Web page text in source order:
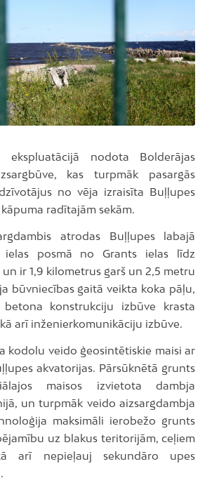
ekspluatācijā nodota Bolderājas
kas turpmāk pasargās
no vēja izraisīta Buļļupes
radītajām sekām.
atrodas Buļļupes labajā
ielas posmā no Grants ielas līdz
ir 1,9 kilometrus garš un 2,5 metru
būvniecības gaitā veikta koka pāļu,
konstrukciju izbūve krasta
arī inženierkomunikāciju izbūve.
kodolu veido ģeosintētiskie maisi ar
akvatorijas. Pārsūknētā grunts
maisos izvietota dambja
un turpmāk veido aizsargdambja
maksimāli ierobežo grunts
uz blakus teritorijām, ceļiem
arī nepieļauj sekundāro upes